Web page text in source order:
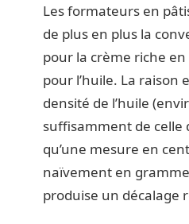
Les formateurs en
de plus en plus la
pour la crème riche
pour l’huile. La raison
densité de l’huile
suffisamment de celle
qu’une mesure en
naïvement en
produise un décalage